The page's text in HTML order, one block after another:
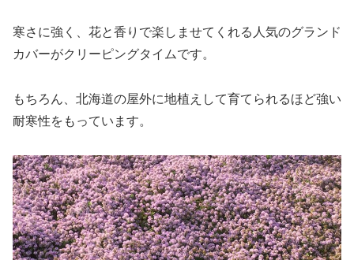
寒さに強く、花と香りで楽しませてくれる人気のグランド
カバーがクリーピングタイムです。
もちろん、北海道の屋外に地植えして育てられるほど強い
耐寒性をもっています。